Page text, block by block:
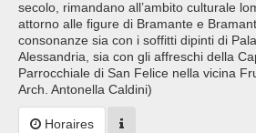
secolo, rimandano all’ambito culturale
attorno alle figure di Bramante e
consonanze sia con i soffitti dipinti di
Alessandria, sia con gli affreschi della
Parrocchiale di San Felice nella vicina
Arch. Antonella Caldini)
Horaires